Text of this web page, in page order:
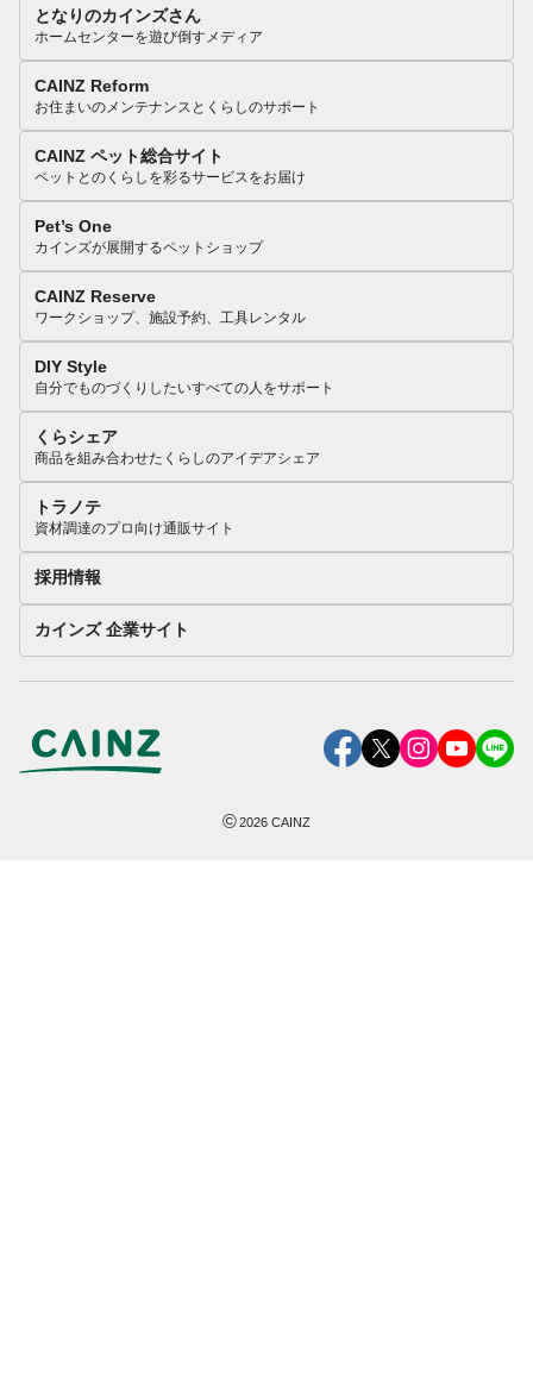
となりのカインズさん
ホームセンターを遊び倒すメディア
CAINZ Reform
お住まいのメンテナンスとくらしのサポート
CAINZ ペット総合サイト
ペットとのくらしを彩るサービスをお届け
Pet’s One
カインズが展開するペットショップ
CAINZ Reserve
ワークショップ、施設予約、工具レンタル
DIY Style
自分でものづくりしたいすべての人をサポート
くらシェア
商品を組み合わせたくらしのアイデアシェア
トラノテ
資材調達のプロ向け通販サイト
採用情報
カインズ 企業サイト
©2026 CAINZ